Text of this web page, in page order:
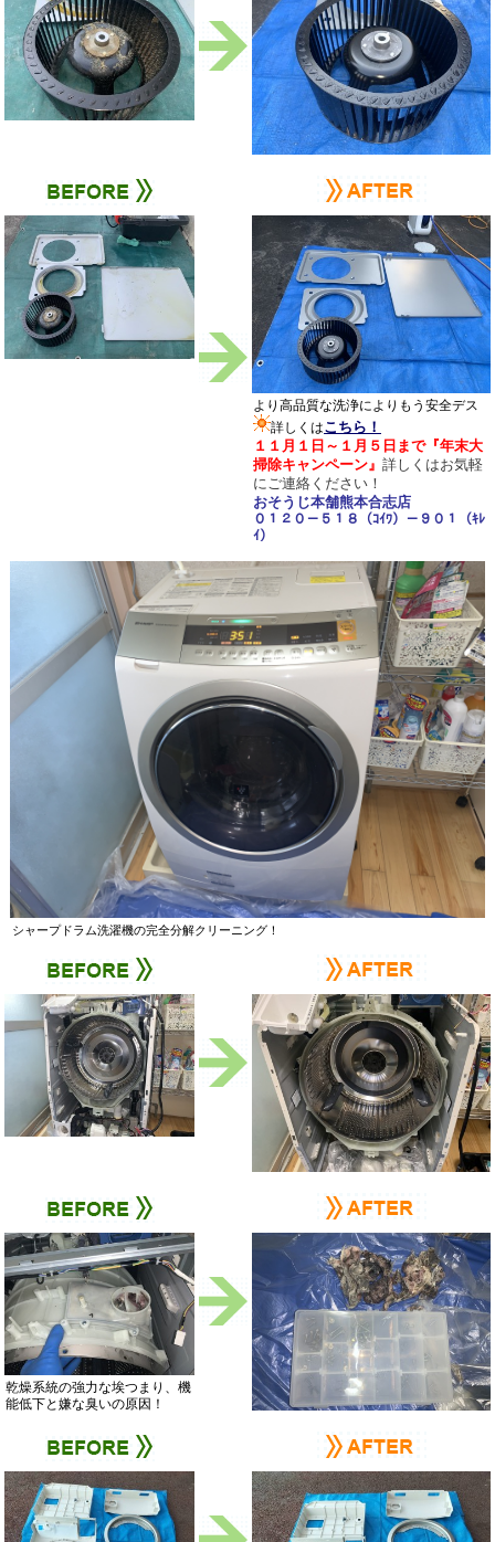
より高品質な洗浄によりもう安全デス
詳しくはこちら！
１１月１日～１月５日まで『年末大
掃除キャンペーン』 詳しくはお気軽
にご連絡ください！
おそうじ本舗熊本合志店
０１２０－５１８（ｺｲﾜ）－９０１（ｷﾚ
ｲ）
シャープドラム洗濯機の完全分解クリーニング！
乾燥系統の強力な埃つまり、機
能低下と嫌な臭いの原因！